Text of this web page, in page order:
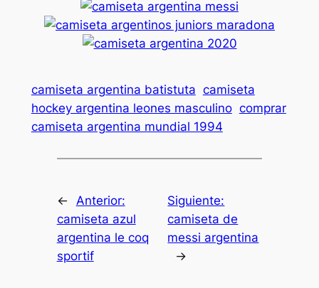
camiseta argentina batistuta camiseta
hockey argentina leones masculino comprar
camiseta argentina mundial 1994
←
Anterior:
camiseta azul
argentina le coq
sportif
Siguiente:
camiseta de
messi argentina
→